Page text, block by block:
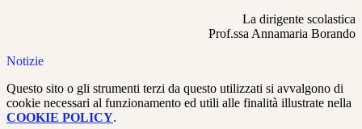
La dirigente scolastica
Prof.ssa Annamaria Borando
Notizie
Questo sito o gli strumenti terzi da questo utilizzati si avvalgono di
cookie necessari al funzionamento ed utili alle finalità illustrate nella
COOKIE POLICY.